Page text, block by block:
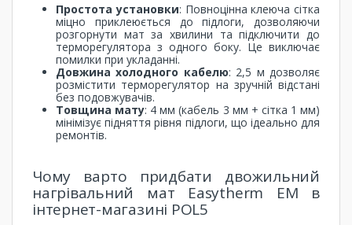
Простота установки: Повноцінна клеюча сітка
міцно приклеюється до підлоги, дозволяючи
розгорнути мат за хвилини та підключити до
терморегулятора з одного боку. Це виключає
помилки при укладанні.
Довжина холодного кабелю: 2,5 м дозволяє
розмістити терморегулятор на зручній відстані
без подовжувачів.
Товщина мату: 4 мм (кабель 3 мм + сітка 1 мм)
мінімізує підняття рівня підлоги, що ідеально для
ремонтів.
Чому варто придбати двожильний
нагрівальний мат Easytherm EM в
інтернет-магазині POL5